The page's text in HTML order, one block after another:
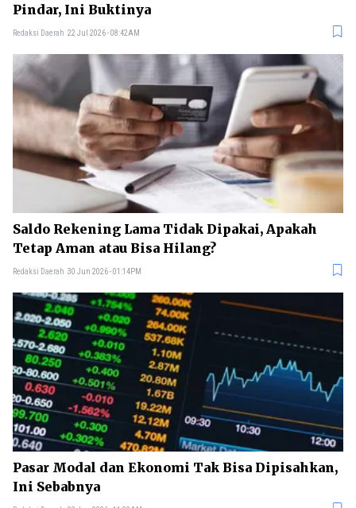
Pindar, Ini Buktinya
Redaksi Daerah 22 Jul 2026 - 08:42AM
Saldo Rekening Lama Tidak Dipakai, Apakah
Tetap Aman atau Bisa Hilang?
Redaksi Daerah 30 Jun 2026 - 01:14PM
Pasar Modal dan Ekonomi Tak Bisa Dipisahkan,
Ini Sebabnya